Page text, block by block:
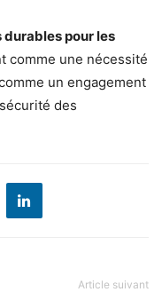
durables pour les
comme une nécessité
un engagement
des
Article suivant